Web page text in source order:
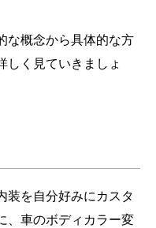
な概念から具体的な方
しく見ていきましょ
装を自分好みにカスタ
、車のボディカラー変